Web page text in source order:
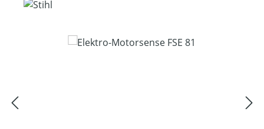
Bildergalerie überspringen